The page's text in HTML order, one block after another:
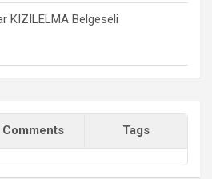
KIZILELMA Belgeseli
Comments Tags